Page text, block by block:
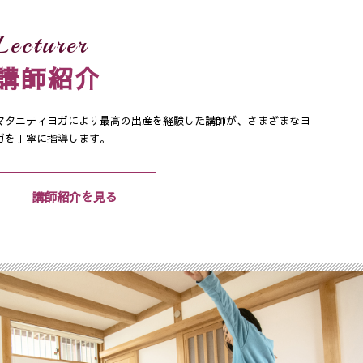
師紹介
タニティヨガにより最高の出産を経験した講師が、さまざまなヨ
を丁寧に指導します。
講師紹介を見る